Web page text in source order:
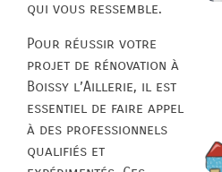
qui vous ressemble.
Pour réussir votre
projet de rénovation à
Boissy l’Aillerie, il est
essentiel de faire appel
à des professionnels
qualifiés et